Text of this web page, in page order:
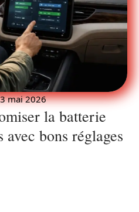
mai 2026
la batterie
avec bons réglages